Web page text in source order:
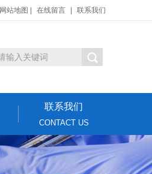
网站地图 在线留言 联系我们
联系我们
CONTACT US